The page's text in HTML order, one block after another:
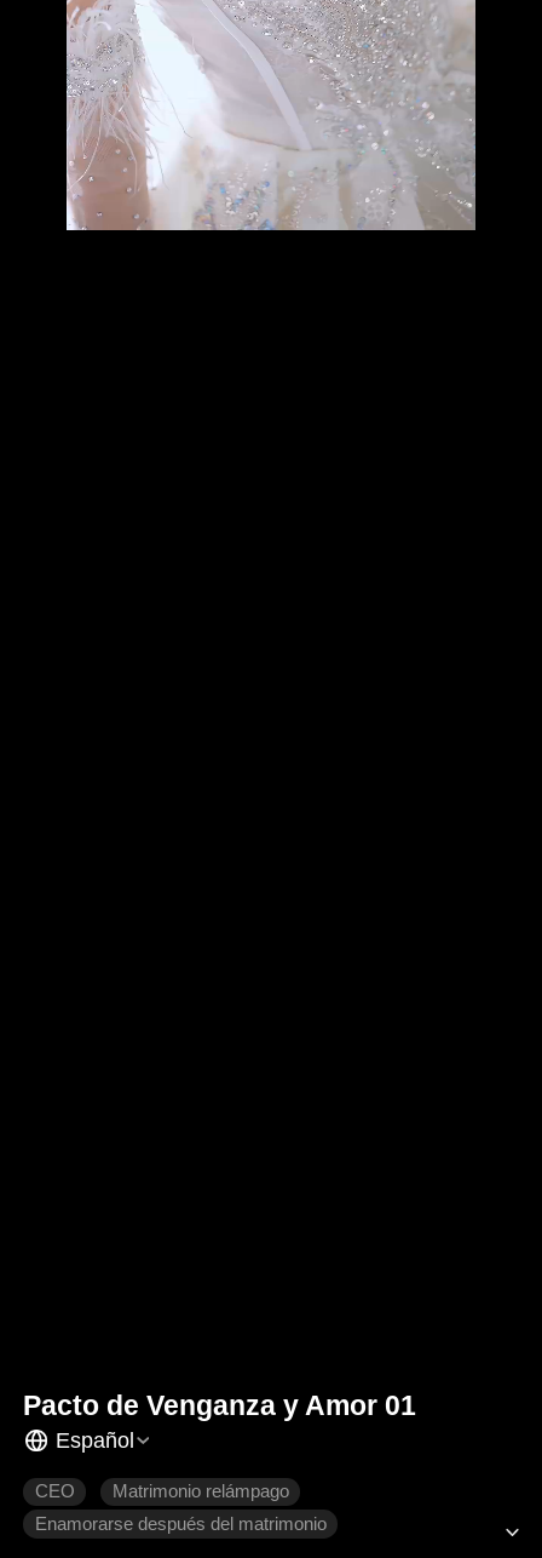
Pacto de Venganza y Amor 01
Español
CEO
Matrimonio relámpago
Enamorarse después del matrimonio